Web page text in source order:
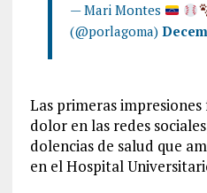
— Mari Montes
(@porlagoma)
Las primeras
dolor en las redes
dolencias de salud que
en el Hospital